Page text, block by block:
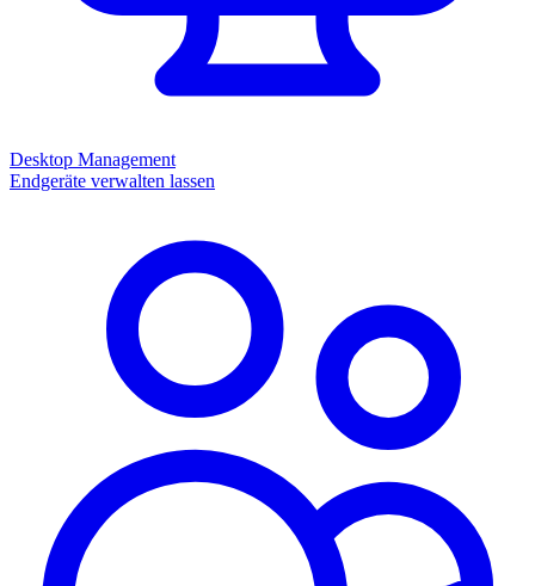
Desktop Management
Endgeräte verwalten lassen